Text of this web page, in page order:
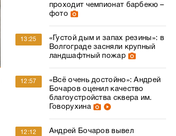
проходит чемпионат барбекю –
фото
13:25
«Густой дым и запах резины»: в
Волгограде засняли крупный
ландшафтный пожар
12:57
«Всё очень достойно»: Андрей
Бочаров оценил качество
благоустройства сквера им.
Говорухина
12:12
Андрей Бочаров вывел